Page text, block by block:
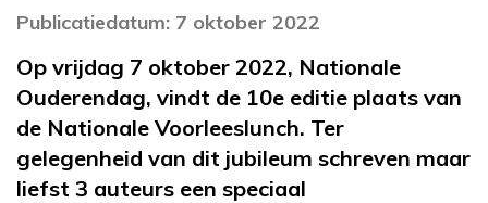
Publicatiedatum: 7 oktober 2022
Op vrijdag 7 oktober 2022, Nationale
Ouderendag, vindt de 10e editie plaats van
de Nationale Voorleeslunch. Ter
gelegenheid van dit jubileum schreven maar
liefst 3 auteurs een speciaal